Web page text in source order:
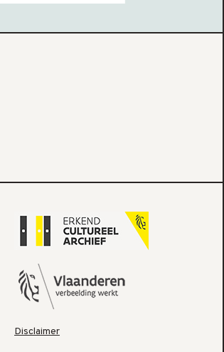
Disclaimer